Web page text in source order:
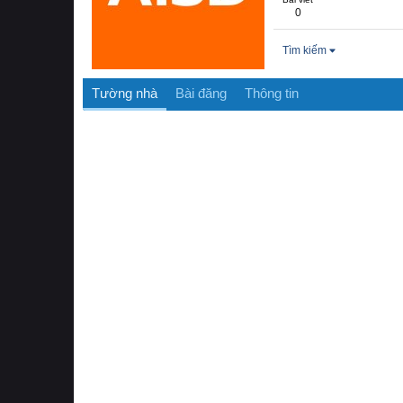
0
Tìm kiếm
Tường nhà Bài đăng Thông tin